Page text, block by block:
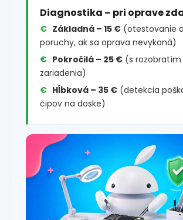
Diagnostika – pri oprave
Základná – 15 € (otestovanie
poruchy, ak sa oprava nevykoná)
Pokročilá – 25 € (s rozobratím
zariadenia)
Hĺbková – 35 € (detekcia
čipov na doske)